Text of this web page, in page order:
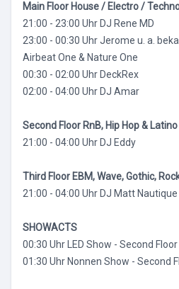
Main Floor House / Electro /
21:00 - 23:00 Uhr DJ Rene MD
23:00 - 00:30 Uhr Jerome u. a.
Airbeat One & Nature One
00:30 - 02:00 Uhr DeckRex
02:00 - 04:00 Uhr DJ Amar
Second Floor RnB, Hip Hop &
21:00 - 04:00 Uhr DJ Eddy
Third Floor EBM, Wave, Gothic,
21:00 - 04:00 Uhr DJ Matt Nautique
SHOWACTS
00:30 Uhr LED Show - Second Floor
01:30 Uhr Nonnen Show - Second